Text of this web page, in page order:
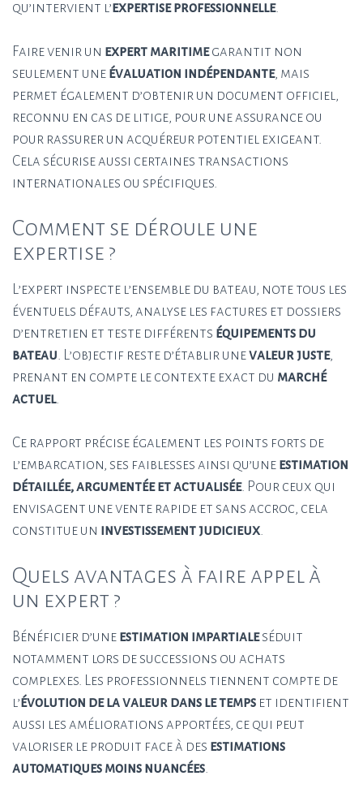
qu’intervient l’expertise professionnelle.
Faire venir un expert maritimegarantit non
seulement une évaluation indépendante, mais
permet également d’obtenir un document officiel,
reconnu en cas de litige, pour une assurance ou
pour rassurer un acquéreur potentiel exigeant.
Cela sécurise aussi certaines transactions
internationales ou spécifiques.
Comment se déroule une
expertise ?
L’expert inspecte l’ensemble du bateau, note tous les
éventuels défauts, analyse les factures et dossiers
d’entretien et teste différents équipements du
bateau . L’objectif reste d’établir unevaleur juste,
prenant en compte le contexte exact du marché
actuel.
Ce rapport précise également les points forts de
l’embarcation, ses faiblesses ainsi qu’une estimation
détaillée, argumentée et actualisée. Pour ceux qui
envisagent une vente rapide et sans accroc, cela
constitue un investissement judicieux
Quels avantages à faire appel à
un expert ?
Bénéficier d’une estimation impartialeséduit
notamment lors de successions ou achats
complexes. Les professionnels tiennent compte de
l’évolution de la valeur dans le temps et identifient
aussi les améliorations apportées, ce qui peut
valoriser le produit face à des estimations
automatiques moins nuancées